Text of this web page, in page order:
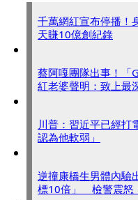
千萬網紅宣布停播
天賺10億創紀錄
蔡阿嘎團隊出事！
紅老婆聲明：致上最
川普：習近平已經
認為他軟弱」
逆撞康橋生男體內驗
標10倍」 檢警震怒